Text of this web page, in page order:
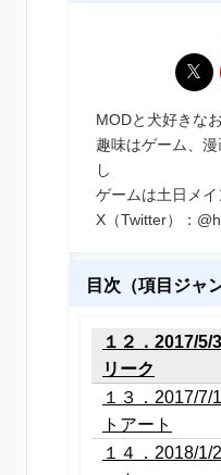
MODと犬好きな
趣味はゲーム、
し
ゲームは土日メイ
X（Twitter）：
目次（項目ジャ
１２．2017/5/
リーク
１３．2017/7/
トアート
１４．2018/1/